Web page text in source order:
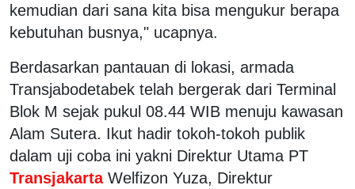
kemudian dari sana kita bisa mengukur berapa
kebutuhan busnya," ucapnya.
Berdasarkan pantauan di lokasi, armada
Transjabodetabek telah bergerak dari Terminal
Blok M sejak pukul 08.44 WIB menuju kawasan
Alam Sutera. Ikut hadir tokoh-tokoh publik
dalam uji coba ini yakni Direktur Utama PT
Transjakarta Welfizon Yuza, Direktur